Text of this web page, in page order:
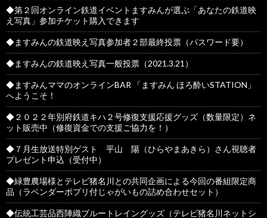
◆第２回オンライン鉄道イベントますみんが選ぶ「あなたの鉄道映
え写真」参加チケット購入できます
◆ますみんの鉄道映え写真参加者２部最終投票（パスワード要）
◆ますみんの鉄道映え写真一般投票（2021.3.21）
◆ますみんママのオンラインBAR 「ますみん ほろ酔いSTATION」
へようこそ！
◆２０２２年別府鉄道キハ２号修復支援応援グッズ（数量限定）ネ
ット販売中（修復資金での支援ご協力を！）
◆７月生放送特別ゲスト 平山 陽（ひらやまあきら）さん視聴者
プレゼント申込（受付中）
◆緑豊農場様とテレビ猪名川との共同企画による今回の番組限定商
品（ラベンダーポプリ付じゃがいもの詰め合わせセット）
◆伝統工芸品西陣織ブルートレイングッズ（テレビ猪名川ネットシ